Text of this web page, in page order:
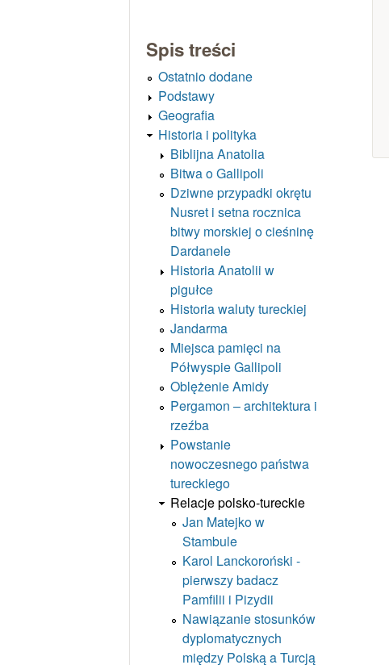
Spis treści
Ostatnio dodane
Podstawy
Geografia
Historia i polityka
Biblijna Anatolia
Bitwa o Gallipoli
Dziwne przypadki okrętu
Nusret i setna rocznica
bitwy morskiej o cieśninę
Dardanele
Historia Anatolii w
pigułce
Historia waluty tureckiej
Jandarma
Miejsca pamięci na
Półwyspie Gallipoli
Oblężenie Amidy
Pergamon – architektura i
rzeźba
Powstanie
nowoczesnego państwa
tureckiego
Relacje polsko-tureckie
Jan Matejko w
Stambule
Karol Lanckoroński -
pierwszy badacz
Pamfilii i Pizydii
Nawiązanie stosunków
dyplomatycznych
między Polską a Turcją